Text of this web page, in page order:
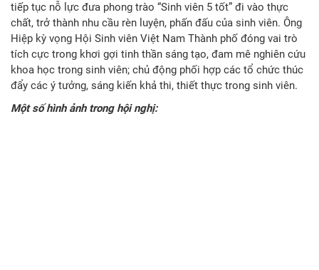
tiếp tục nỗ lực đưa phong trào “Sinh viên 5 tốt” đi vào thực
chất, trở thành nhu cầu rèn luyện, phấn đấu của sinh viên. Ông
Hiệp kỳ vọng Hội Sinh viên Việt Nam Thành phố đóng vai trò
tích cực trong khơi gợi tinh thần sáng tạo, đam mê nghiên cứu
khoa học trong sinh viên; chủ động phối hợp các tổ chức thúc
đẩy các ý tưởng, sáng kiến khả thi, thiết thực trong sinh viên.
Một số hình ảnh trong hội nghị: